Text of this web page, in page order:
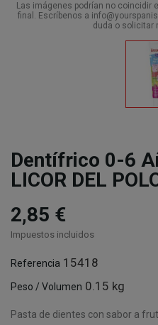
Las imágenes podrían no coincidir
final. Escríbenos a
duda o solicitar
Dentífrico 0-6
LICOR DEL
2,85 €
Impuestos incluidos
Referencia 15418
Peso / Volumen 0.15 kg
Pasta de dientes con sabor a